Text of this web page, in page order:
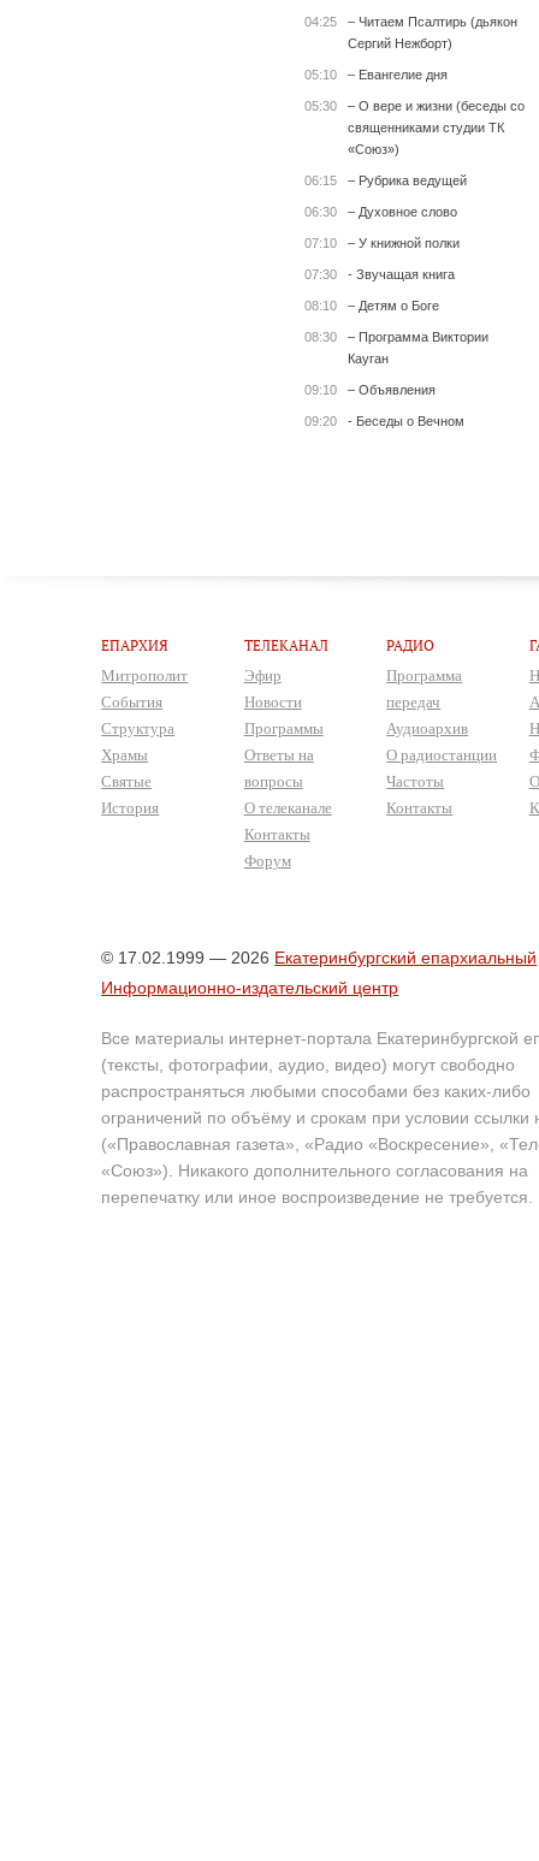
04:25
– Читаем Псалтирь (дьякон
Сергий Нежборт)
05:10 – Евангелие дня
05:30
– О вере и жизни (беседы со
священниками студии ТК
«Союз»)
06:15 – Рубрика ведущей
06:30 – Духовное слово
07:10 – У книжной полки
07:30 - Звучащая книга
08:10 – Детям о Боге
08:30
– Программа Виктории
Кауган
09:10 – Объявления
09:20 - Беседы о Вечном
ЕПАРХИЯ
Митрополит
События
Структура
Храмы
Святые
История
ТЕЛЕКАНАЛ
Эфир
Новости
Программы
Ответы на
вопросы
О телеканале
Контакты
Форум
РАДИО
Программа
передач
Аудиоархив
О радиостанции
Частоты
Контакты
© 17.02.1999 — 2026 Екатеринбургский епархиальный
Информационно-издательский центр
Все материалы интернет-портала Екатеринбургской
(тексты, фотографии, аудио, видео) могут свободно
распространяться любыми способами без каких-либо
ограничений по объёму и срокам при условии ссылки
(«Православная газета», «Радио «Воскресение»,
«Союз»). Никакого дополнительного согласования на
перепечатку или иное воспроизведение не требуется.